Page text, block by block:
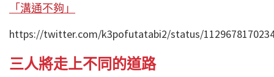
「溝通不夠」
https://twitter.com/k3pofutatabi2/status/
三人將走上不同的道路